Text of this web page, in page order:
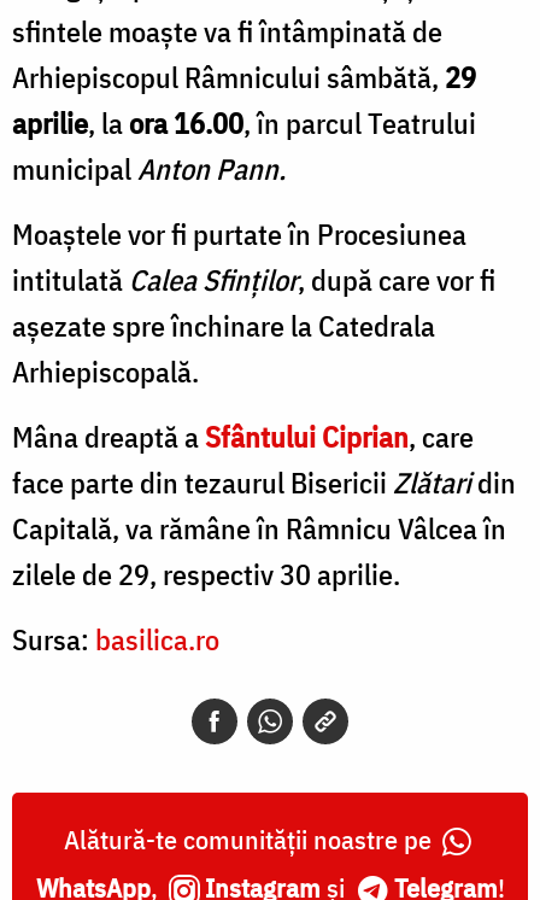
sfintele moaște va fi întâmpinată de
Arhiepiscopul Râmnicului sâmbătă, 29
aprilie, laora 16.00, în parcul Teatrului
municipalAnton Pann.
Moaștele vor fi purtate în Procesiunea
intitulată Calea Sfinților, după care vor fi
așezate spre închinare la Catedrala
Arhiepiscopală.
Mâna dreaptă aSfântului Ciprian, care
face parte din tezaurul Bisericii Zlătaridin
Capitală, va rămâne în Râmnicu Vâlcea în
zilele de 29, respectiv 30 aprilie.
Sursa: basilica.ro
Alătură-te comunității noastre pe
WhatsApp, Instagram și Telegram!